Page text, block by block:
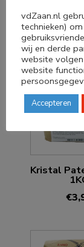
€
Kristal
€
vdZaan.nl
technieken)
wij en derde
website
website
Accepteren